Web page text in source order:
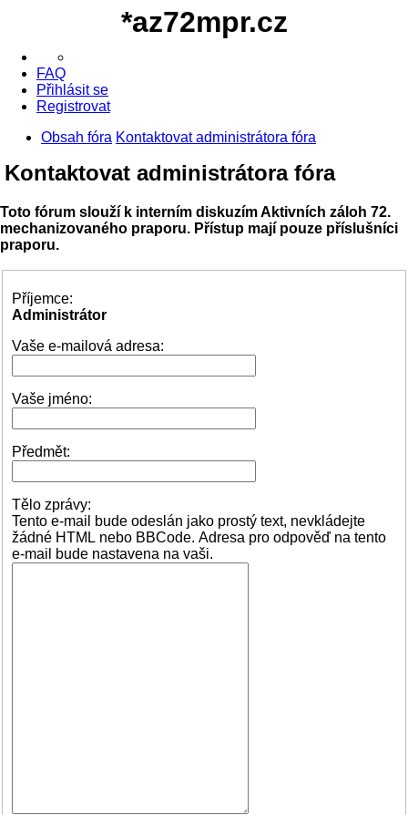
*az72mpr.cz
FAQ
Přihlásit se
Registrovat
Obsah fóra Kontaktovat administrátora fóra
Kontaktovat administrátora fóra
Toto fórum slouží k interním diskuzím Aktivních záloh 72.
mechanizovaného praporu. Přístup mají pouze příslušníci
praporu.
Příjemce:
Administrátor
Vaše e-mailová adresa:
Vaše jméno:
Předmět:
Tělo zprávy:
Tento e-mail bude odeslán jako prostý text, nevkládejte
žádné HTML nebo BBCode. Adresa pro odpověď na tento
e-mail bude nastavena na vaši.